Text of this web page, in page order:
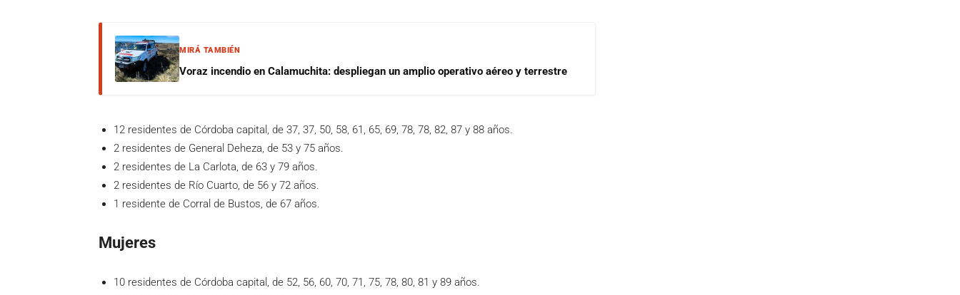
MIRÁ TAMBIÉN
Voraz incendio en Calamuchita: despliegan un amplio operativo aéreo y terrestre
12 residentes de Córdoba capital, de 37, 37, 50, 58, 61, 65, 69, 78, 78, 82, 87 y 88 años.
2 residentes de General Deheza, de 53 y 75 años.
2 residentes de La Carlota, de 63 y 79 años.
2 residentes de Río Cuarto, de 56 y 72 años.
1 residente de Corral de Bustos, de 67 años.
Mujeres
10 residentes de Córdoba capital, de 52, 56, 60, 70, 71, 75, 78, 80, 81 y 89 años.